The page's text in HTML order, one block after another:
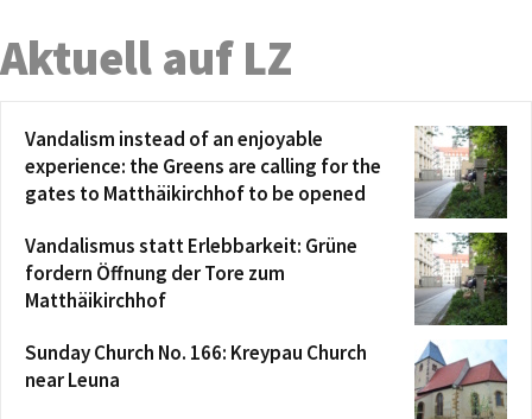
Aktuell auf LZ
Vandalism instead of an enjoyable
experience: the Greens are calling for the
gates to Matthäikirchhof to be opened
Vandalismus statt Erlebbarkeit: Grüne
fordern Öffnung der Tore zum
Matthäikirchhof
Sunday Church No. 166: Kreypau Church
near Leuna